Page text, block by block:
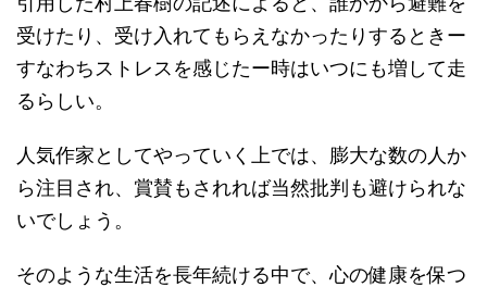
受けたり、受け入れてもらえなかったりするときー
すなわちストレスを感じたー時はいつにも増して走
るらしい。
人気作家としてやっていく上では、膨大な数の人か
ら注目され、賞賛もされれば当然批判も避けられな
いでしょう。
そのような生活を長年続ける中で、心の健康を保つ